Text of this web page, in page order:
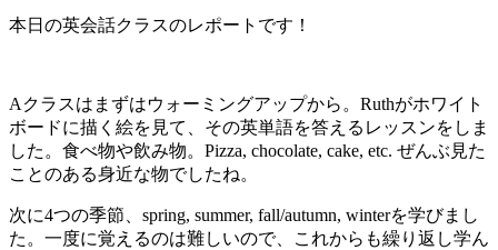
本日の英会話クラスのレポートです！
Aクラスはまずはウォーミングアップから。Ruthがホワイト
ボードに描く絵を見て、その英単語を答えるレッスンをしま
した。食べ物や飲み物。Pizza, chocolate, cake, etc. ぜんぶ見た
ことのある身近な物でしたね。
次に4つの季節、spring, summer, fall/autumn, winterを学びまし
た。一度に覚えるのは難しいので、これからも繰り返し学ん